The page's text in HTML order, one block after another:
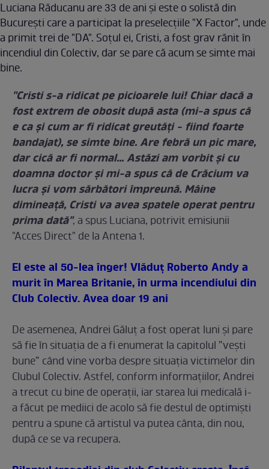
Luciana Răducanu are 33 de ani și este o solistă din
București care a participat la preselecţiile "X Factor", unde
a primit trei de "DA". Soţul ei, Cristi, a fost grav rănit în
incendiul din Colectiv, dar se pare că acum se simte mai
bine.
"Cristi s-a ridicat pe picioarele lui! Chiar dacă a
fost extrem de obosit după asta (mi-a spus că
e ca şi cum ar fi ridicat greutăţi - fiind foarte
bandajat), se simte bine. Are febră un pic mare,
dar cică ar fi normal... Astăzi am vorbit şi cu
doamna doctor şi mi-a spus că de Crăcium va
lucra şi vom sărbători împreună. Mâine
dimineaţă, Cristi va avea spatele operat pentru
prima dată", a spus Luciana, potrivit emisiunii
"Acces Direct" de la Antena 1.
El este al 50-lea înger! Vlăduţ Roberto Andy a
murit în Marea Britanie, în urma incendiului din
Club Colectiv. Avea doar 19 ani
De asemenea, Andrei Găluț a fost operat luni şi pare
să fie în situația de a fi enumerat la capitolul ”vești
bune” când vine vorba despre situația victimelor din
Clubul Colectiv. Astfel, conform informațiilor, Andrei
a trecut cu bine de operații, iar starea lui medicală i-
a făcut pe mediici de acolo să fie destul de optimiști
pentru a spune că artistul va putea cânta, din nou,
după ce se va recupera.